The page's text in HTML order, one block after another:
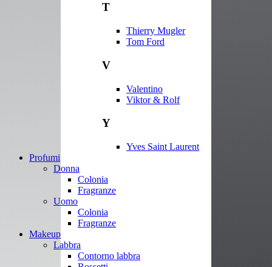
T
Thierry Mugler
Tom Ford
V
Valentino
Viktor & Rolf
Y
Yves Saint Laurent
Profumi
Donna
Colonia
Fragranze
Uomo
Colonia
Fragranze
Makeup
Labbra
Contorno labbra